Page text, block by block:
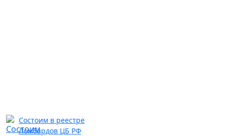
Состоим в реестре
Ломбардов ЦБ РФ